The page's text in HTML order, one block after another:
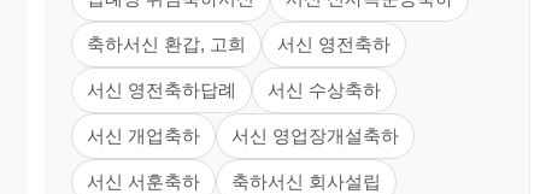
축하서신 환갑, 고희 서신 영전축하
서신 영전축하답례 서신 수상축하
서신 개업축하 서신 영업장개설축하
서신 서훈축하 축하서신 회사설립